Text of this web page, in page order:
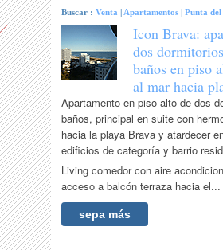
Buscar :Venta |Apartamentos |Punta del
Icon Brava:
dos
baños en piso
al mar hacia
Apartamento en piso alto de dos
baños, principal en suite con
hacia la playa Brava y atardecer
edificios de categoría y barrio
Living comedor con aire
acceso a balcón terraza hacia el...
sepa más